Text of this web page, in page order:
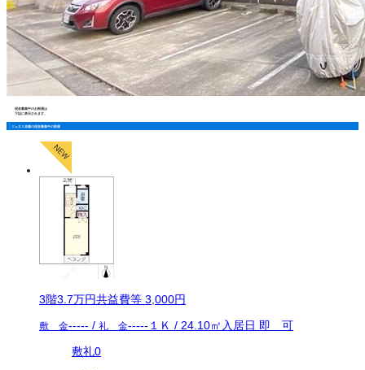
現在募集中のお部屋は
下記に表示されます。
ジュネス本郷の現在募集中の部屋
3階3.7万円共益費等 3,000円
敷 金----- / 礼 金----- １Ｋ / 24.10㎡ 入居日 即 可
敷礼0